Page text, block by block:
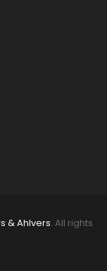
& Ahlvers. All rights